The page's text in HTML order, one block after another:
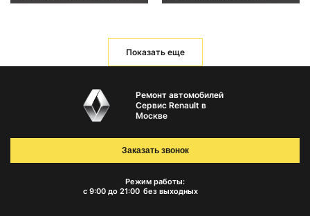
Показать еще
Ремонт автомобилей
Сервис Renault в
Москве
Режим работы:
с 9:00 до 21:00 без выходных
Заказать звонок